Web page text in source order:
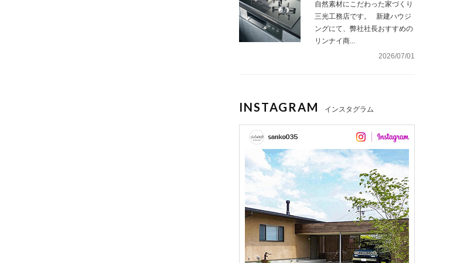
自然素材にこだわった家づくり
三光工務店です。 新建ハウジ
ングにて、弊社社長おすすめの
リンナイ商...
2026/07/01
INSTAGRAM インスタグラム